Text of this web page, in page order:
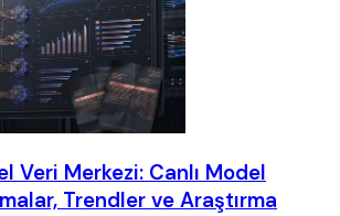
Veri Merkezi: Canlı Model
Trendler ve Araştırma